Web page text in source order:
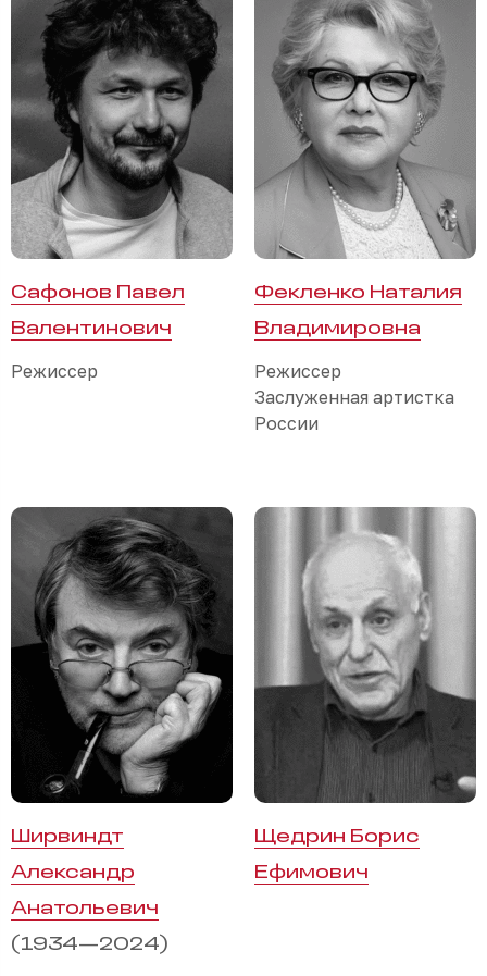
Сафонов Павел
Валентинович
Режиссер
Фекленко Наталия
Владимировна
Режиссер
Заслуженная артистка
России
Ширвиндт
Александр
Анатольевич
(1934—2024)
Щедрин Борис
Ефимович